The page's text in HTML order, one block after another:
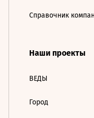
Справочник
Наши проекты
ВЕДЫ
Город